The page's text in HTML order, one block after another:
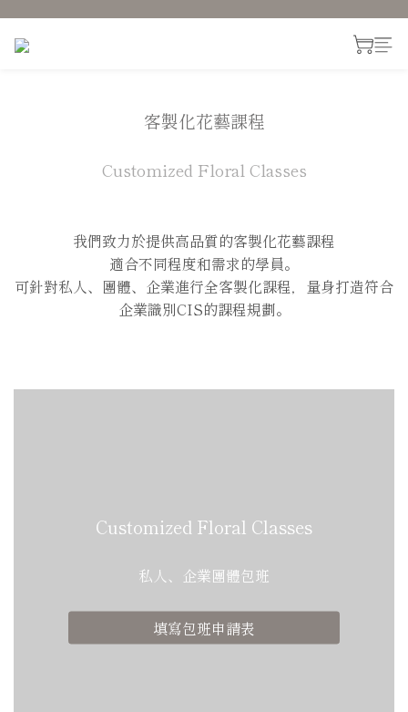
客製化花藝課程
Customized Floral Classes
我們致力於提供高品質的客製化花藝課程
適合不同程度和需求的學員。
可針對私人、團體、企業進行全客製化課程，量身打造符合
企業識別CIS的課程規劃。
Customized Floral Classes
私人、企業團體包班
填寫包班申請表